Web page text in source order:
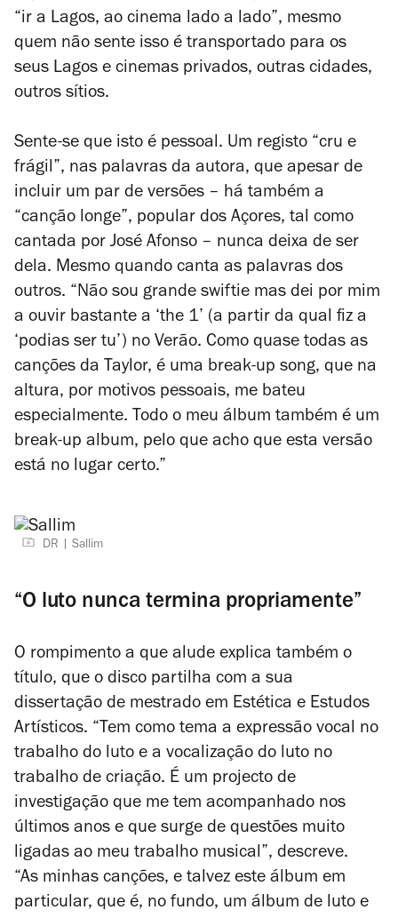
“ir a Lagos, ao cinema lado a lado”, mesmo
quem não sente isso é transportado para os
seus Lagos e cinemas privados, outras cidades,
outros sítios.
Sente-se que isto é pessoal. Um registo “cru e
frágil”, nas palavras da autora, que apesar de
incluir um par de versões – há também a
“canção longe”, popular dos Açores, tal como
cantada por José Afonso – nunca deixa de ser
dela. Mesmo quando canta as palavras dos
outros. “Não sou grande swiftie mas dei por mim
a ouvir bastante a ‘the 1’ (a partir da qual fiz a
‘podias ser tu’) no Verão. Como quase todas as
canções da Taylor, é uma break-up song, que na
altura, por motivos pessoais, me bateu
especialmente. Todo o meu álbum também é um
break-up album, pelo que acho que esta versão
está no lugar certo.”
DR Sallim
“O luto nunca termina propriamente”
O rompimento a que alude explica também o
título, que o disco partilha com a sua
dissertação de mestrado em Estética e Estudos
Artísticos. “Tem como tema a expressão vocal no
trabalho do luto e a vocalização do luto no
trabalho de criação. É um projecto de
investigação que me tem acompanhado nos
últimos anos e que surge de questões muito
ligadas ao meu trabalho musical”, descreve.
“As minhas canções, e talvez este álbum em
particular, que é, no fundo, um álbum de luto e